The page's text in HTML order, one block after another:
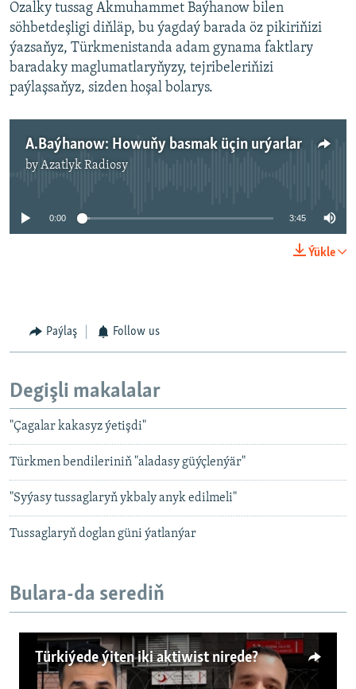
Ozalky tussag Akmuhammet Baýhanow bilen
söhbetdeşligi diňläp, bu ýagdaý barada öz pikiriňizi
ýazsaňyz, Türkmenistanda adam gynama faktlary
baradaky maglumatlaryňyzy, tejribeleriňizi
paýlaşsaňyz, sizden hoşal bolarys.
A.Baýhanow: Howuňy basmak üçin urýarlar
byAzatlyk Radiosy
No media source currently available
0:00 3:45
Ýükle
Paýlaş Follow us
Degişli makalalar
"Çagalar kakasyz ýetişdi"
Türkmen bendileriniň "aladasy güýçlenýär"
"Syýasy tussaglaryň ykbaly anyk edilmeli"
Tussaglaryň doglan güni ýatlanýar
Bulara-da serediň
Türkiýede ýiten iki aktiwist nirede?